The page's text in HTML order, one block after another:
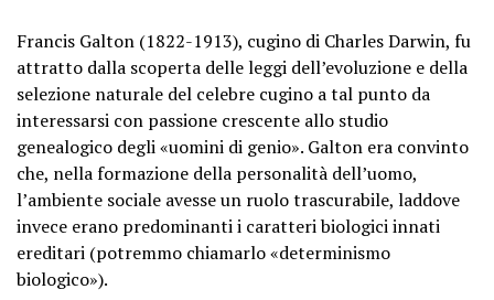
Francis Galton (1822-1913), cugino di Charles Darwin, fu
attratto dalla scoperta delle leggi dell’evoluzione e della
selezione naturale del celebre cugino a tal punto da
interessarsi con passione crescente allo studio
genealogico degli «uomini di genio». Galton era convinto
che, nella formazione della personalità dell’uomo,
l’ambiente sociale avesse un ruolo trascurabile, laddove
invece erano predominanti i caratteri biologici innati
ereditari (potremmo chiamarlo «determinismo
biologico»).